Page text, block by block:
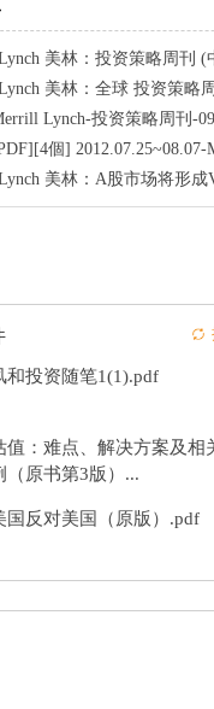
美林：投资策略周刊 (
美林：全球 投资策略
Lynch-投资策略周刊-
個] 2012.07.25~08.07-Merrill
美林：A股市场将形成
和投资随笔1(1).pdf
值：难点、解决方案及相
（原书第3版）...
国反对美国（原版）.pdf